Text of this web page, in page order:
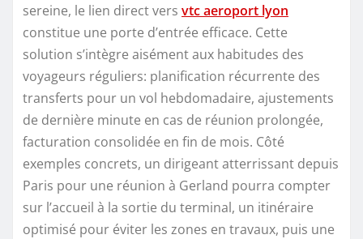
sereine, le lien direct vers vtc aeroport lyon
constitue une porte d’entrée efficace. Cette
solution s’intègre aisément aux habitudes des
voyageurs réguliers: planification récurrente des
transferts pour un vol hebdomadaire, ajustements
de dernière minute en cas de réunion prolongée,
facturation consolidée en fin de mois. Côté
exemples concrets, un dirigeant atterrissant depuis
Paris pour une réunion à Gerland pourra compter
sur l’accueil à la sortie du terminal, un itinéraire
optimisé pour éviter les zones en travaux, puis une